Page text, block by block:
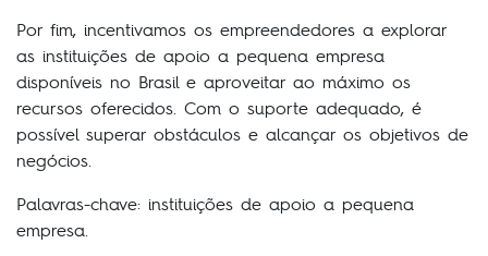
Por fim, incentivamos os empreendedores a explorar
as instituições de apoio a pequena empresa
disponíveis no Brasil e aproveitar ao máximo os
recursos oferecidos. Com o suporte adequado, é
possível superar obstáculos e alcançar os objetivos de
negócios.
Palavras-chave: instituições de apoio a pequena
empresa.